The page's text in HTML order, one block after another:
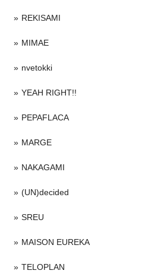
REKISAMI
MIMAE
nvetokki
YEAH RIGHT!!
PEPAFLACA
MARGE
NAKAGAMI
(UN)decided
SREU
MAISON EUREKA
TELOPLAN